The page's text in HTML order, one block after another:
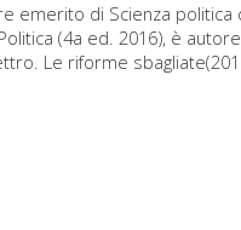
di Scienza politica
(4a ed. 2016), è
Le riforme